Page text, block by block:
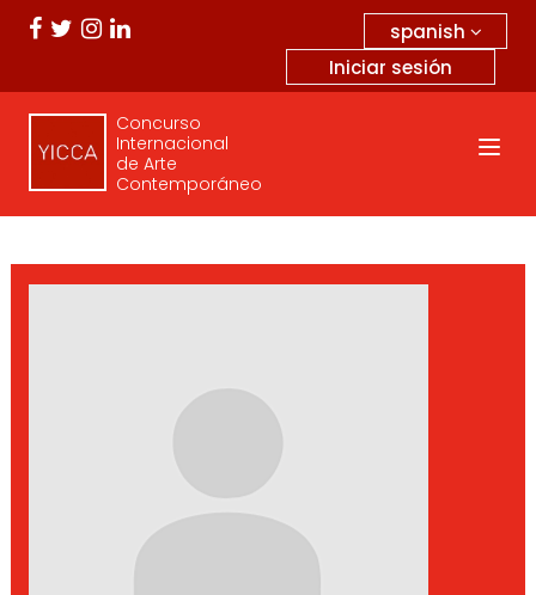
spanish
Iniciar sesión
Concurso
Internacional
de Arte
Contemporáneo